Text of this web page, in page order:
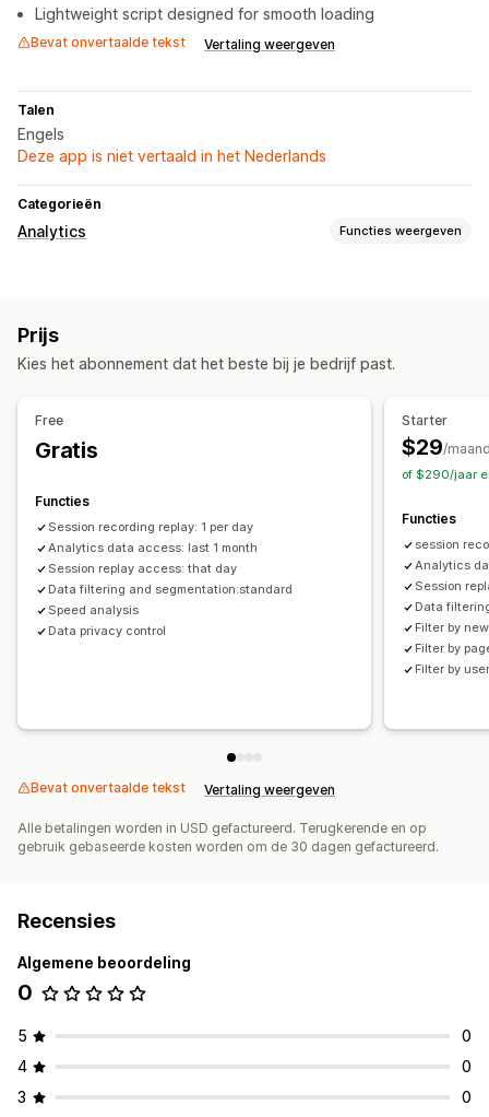
Lightweight script designed for smooth loading
Bevat onvertaalde tekst Vertaling weergeven
Talen
Engels
Deze app is niet vertaald in het Nederlands
Categorieën
Analytics Functies weergeven
Evenementen volgen
Paginaweergaven Visitor IP
Analyticsdashboard
Prijs
Kies het abonnement dat het beste bij je bedrijf past.
Free
Gratis
Functies
Session recording replay: 1 per day
Analytics data access: last 1 month
Session replay access: that day
Data filtering and segmentation:standard
Speed analysis
Data privacy control
Starter
$29/
of $290/jaar
Functies
session
Analytics
Session
Data
Filter by
Filter by
Filter by
Bevat onvertaalde tekst Vertaling weergeven
Alle betalingen worden in USD gefactureerd. Terugkerende en op
gebruik gebaseerde kosten worden om de 30 dagen gefactureerd.
Recensies
Algemene beoordeling
0
5
0
4
0
3
0